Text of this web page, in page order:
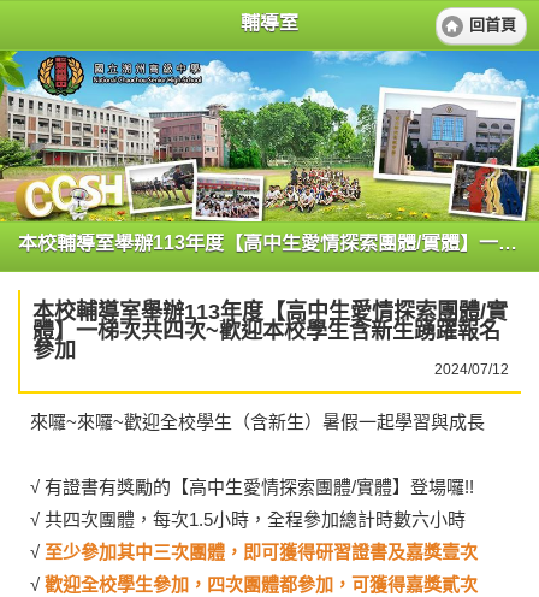
輔導室 回首頁
本校輔導室舉辦113年度【高中生愛情探索團體/實體】一梯次共四次~歡迎本校學生含新生踴躍報名參加
本校輔導室舉辦113年度【高中生愛情探索團體/實
體】一梯次共四次~歡迎本校學生含新生踴躍報名
參加
2024/07/12
來囉~來囉~歡迎全校學生（含新生）暑假一起學習與成長
√ 有證書有獎勵的【高中生愛情探索團體/實體】登場囉!!
√ 共四次團體，每次1.5小時，全程參加總計時數六小時
√ 至少參加其中三次團體，即可獲得研習證書及嘉獎壹次
√ 歡迎全校學生參加，四次團體都參加，可獲得嘉獎貳次